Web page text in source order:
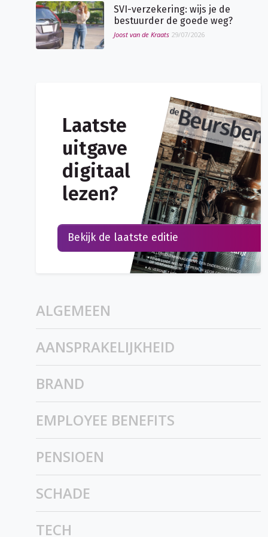
SVI-verzekering: wijs je de
bestuurder de goede weg?
Joost van de Kraats 29/07/2026
Laatste
uitgave
digitaal
lezen?
Bekijk de laatste editie
ALGEMEEN
AANSPRAKELIJKHEID
BRAND
EMPLOYEE BENEFITS
PENSIOEN
SCHADE
TECH